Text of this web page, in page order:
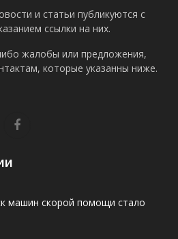
и статьи публикуются с
ссылки на них.
жалобы или предложения,
которые указанны ниже.
машин скорой помощи стало